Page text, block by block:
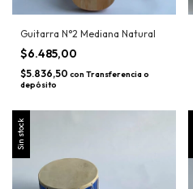
Guitarra N°2 Mediana Natural
$6.485,00
$5.836,50 con Transferencia o
depósito
Sin stock